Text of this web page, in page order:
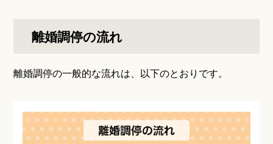
離婚調停の流れ
離婚調停の一般的な流れは、以下のとおりです。